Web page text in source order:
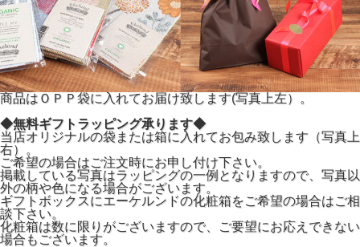
商品はＯＰＰ袋に入れてお届け致します(写真上左）。
◆無料ギフトラッピング承ります◆
当店オリジナルの袋または箱に入れてお包み致します（写真上
右）。
ご希望の場合はご注文時にお申し付け下さい。
掲載している写真はラッピングの一例となりますので、写真以
外の柄や色になる場合がございます。
ギフトボックスにエーケルンドの化粧箱をご希望の場合はご相
談下さい。
化粧箱は数に限りがございますので、ご要望にお応えできない
場合もございます。